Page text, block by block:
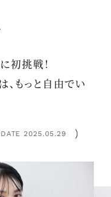
初挑戦！
、もっと自由でい
2025.05.29